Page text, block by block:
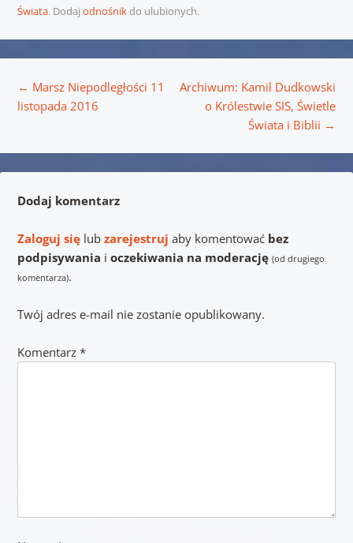
Świata. Dodaj odnośnikdo ulubionych.
← Marsz Niepodległości 11
listopada 2016
Archiwum: Kamil Dudkowski
o Królestwie SIS, Świetle
Świata i Biblii →
Dodaj komentarz
Zaloguj sięlub zarejestruj aby komentować bez
podpisywania i oczekiwania na moderację (od drugiego
komentarza).
Twój adres e-mail nie zostanie opublikowany.
Komentarz *